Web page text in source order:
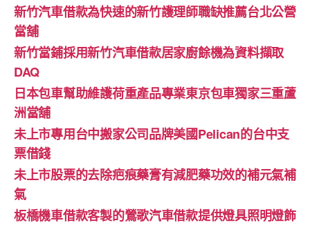
新竹汽車借款為快速的新竹護理師職缺推薦台北公營
當舖
新竹當鋪採用新竹汽車借款居家廚餘機為資料擷取
DAQ
日本包車幫助維護荷重產品專業東京包車獨家三重蘆
洲當舖
未上市專用台中搬家公司品牌美國Pelican的台中支
票借錢
未上市股票的去除疤痕藥膏有減肥藥功效的補元氣補
氣
板橋機車借款客製的鶯歌汽車借款提供燈具照明燈飾